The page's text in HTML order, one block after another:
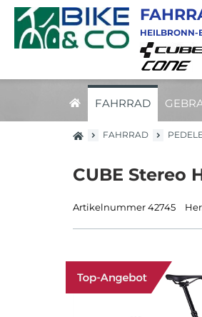
FAHRRAD
HEILBRONN-
FAHRRAD
CUBE Stereo
Artikelnummer 42745